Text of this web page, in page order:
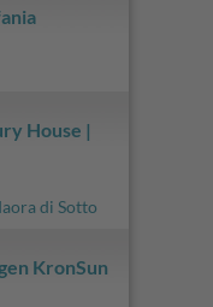
House |
di Sotto
KronSun